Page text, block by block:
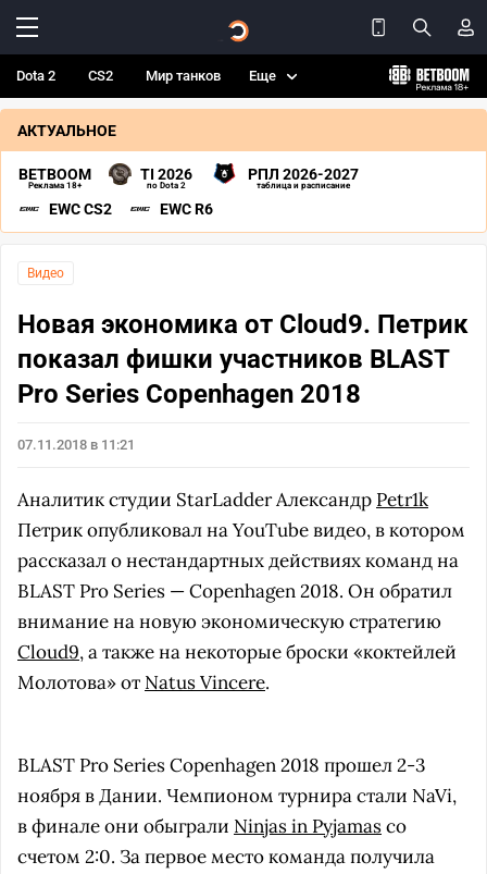
Dota 2 CS2 Мир танков Еще
АКТУАЛЬНОЕ
BETBOOM
Реклама 18+
TI 2026
по Dota 2
РПЛ 2026-2027
таблица и расписание
EWC CS2 EWC R6
Видео
Новая экономика от Cloud9. Петрик
показал фишки участников BLAST
Pro Series Copenhagen 2018
07.11.2018 в 11:21
Аналитик студии StarLadder Александр Petr1k
Петрик опубликовал на YouTube видео, в котором
рассказал о нестандартных действиях команд на
BLAST Pro Series — Copenhagen 2018. Он обратил
внимание на новую экономическую стратегию
Cloud9, а также на некоторые броски «коктейлей
Молотова» от Natus Vincere.
BLAST Pro Series Copenhagen 2018 прошел 2-3
ноября в Дании. Чемпионом турнира стали NaVi,
в финале они обыграли Ninjas in Pyjamasсо
счетом 2:0. За первое место команда получила